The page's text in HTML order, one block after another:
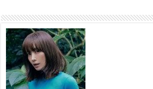
Нийслэлийн харьяа амаржих
газруудыг “Эх, хүүхдийн төв”
болгон өргөтгөнө
2026 оны 7 сар 27 / 9 цаг 58 минут
ТӨВ АЙМАГТ ӨВЛИЙН
БЭЛТГЭЛ АЖИЛ 80 ХУВЬТАЙ
ҮРГЭЛЖИЛЖ БАЙНА